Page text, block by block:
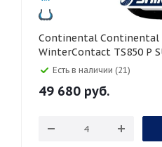
Continental Continental 265/40 R22
WinterContact TS850 P
Есть в наличии (21)
49 680 руб.